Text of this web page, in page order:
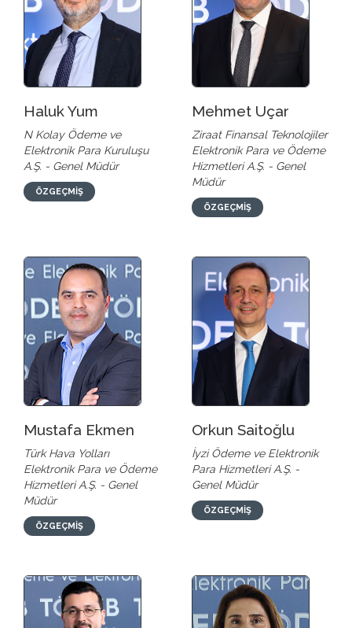
Haluk Yum
N Kolay Ödeme ve
Elektronik Para Kuruluşu
A.Ş. - Genel Müdür
ÖZGEÇMİŞ
Mehmet Uçar
Ziraat Finansal Teknolojiler
Elektronik Para ve Ödeme
Hizmetleri A.Ş. - Genel
Müdür
ÖZGEÇMİŞ
Mustafa Ekmen
Türk Hava Yolları
Elektronik Para ve Ödeme
Hizmetleri A.Ş. - Genel
Müdür
ÖZGEÇMİŞ
Orkun Saitoğlu
İyzi Ödeme ve Elektronik
Para Hizmetleri A.Ş. -
Genel Müdür
ÖZGEÇMİŞ